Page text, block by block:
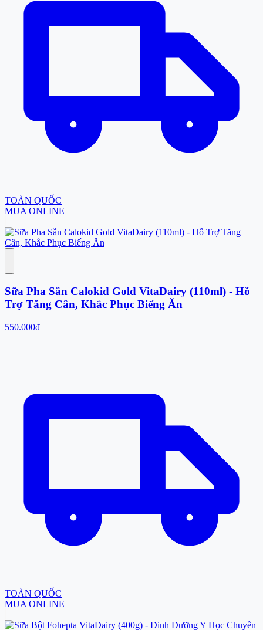
TOÀN QUỐC
MUA ONLINE
Sữa Pha Sẵn Calokid Gold VitaDairy (110ml) - Hỗ
Trợ Tăng Cân, Khắc Phục Biếng Ăn
550.000đ
TOÀN QUỐC
MUA ONLINE